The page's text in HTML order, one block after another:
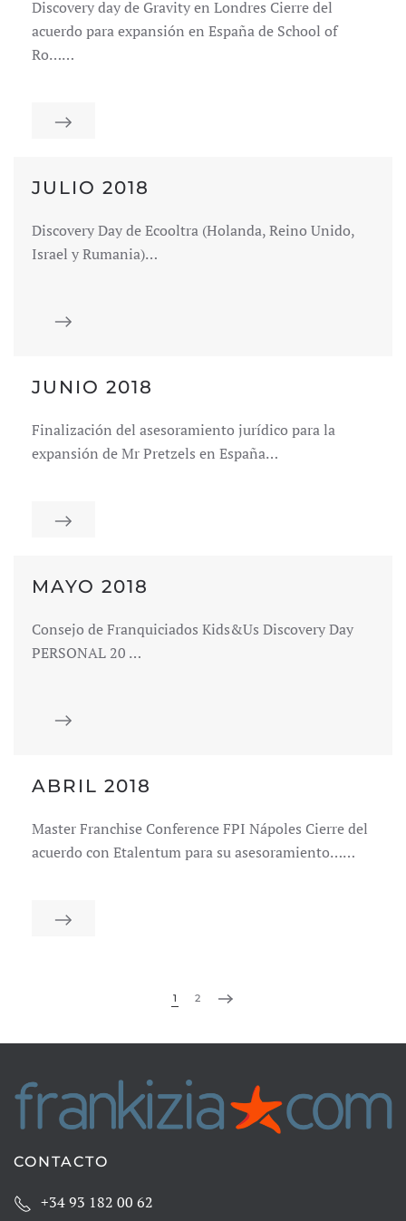
Discovery day de Gravity en Londres Cierre del
acuerdo para expansión en España de School of
Ro……
JULIO 2018
Discovery Day de Ecooltra (Holanda, Reino Unido,
Israel y Rumania)…
JUNIO 2018
Finalización del asesoramiento jurídico para la
expansión de Mr Pretzels en España…
MAYO 2018
Consejo de Franquiciados Kids&Us Discovery Day
PERSONAL 20 …
ABRIL 2018
Master Franchise Conference FPI Nápoles Cierre del
acuerdo con Etalentum para su asesoramiento……
1 2
CONTACTO
+34 93 182 00 62